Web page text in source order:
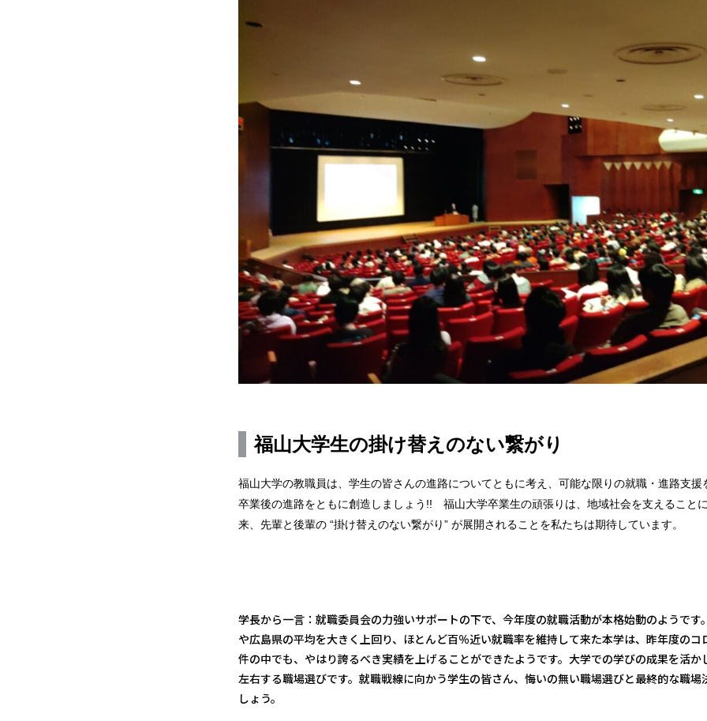
福山大学生の掛け替えのない繋がり
福山大学の教職員は、学生の皆さんの進路についてともに考え、可能な限りの就職・進路支援
卒業後の進路をともに創造しましょう!! 福山大学卒業生の頑張りは、地域社会を支えること
来、先輩と後輩の “掛け替えのない繋がり” が展開されることを私たちは期待しています。
学長から一言：就職委員会の力強いサポートの下で、今年度の就職活動が本格始動のようです
や広島県の平均を大きく上回り、ほとんど百％近い就職率を維持して来た本学は、昨年度のコ
件の中でも、やはり誇るべき実績を上げることができたようです。大学での学びの成果を活か
左右する職場選びです。就職戦線に向かう学生の皆さん、悔いの無い職場選びと最終的な職場
しょう。